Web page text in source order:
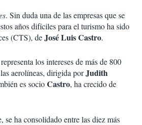
. Sin duda una de las empresas que se
años difíciles para el turismo ha sido
(CTS), deJosé Luis Castro.
los intereses de más de 800
aerolíneas, dirigida porJudith
es socioCastro, ha crecido de
se ha consolidado entre las diez más